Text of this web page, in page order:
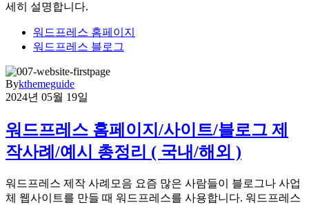
세히 설명합니다.
워드프레스 홈페이지
워드프레스 블로그
Bykthemeguide
2024년 05월 19일
워드프레스 홈페이지/사이트/블로그 제
작사례/예시 총정리 ( 국내/해외 )
워드프레스 제작 사례모음 요즘 많은 사람들이 블로그나 사업
체 웹사이트를 만들 때 워드프레스를 사용합니다. 워드프레스